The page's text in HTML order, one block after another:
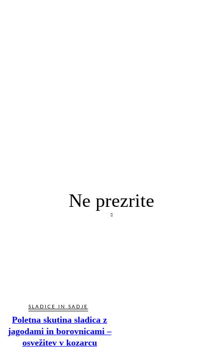
Ne prezrite
SLADICE IN SADJE
Poletna skutina sladica z
jagodami in borovnicami –
osvežitev v kozarcu